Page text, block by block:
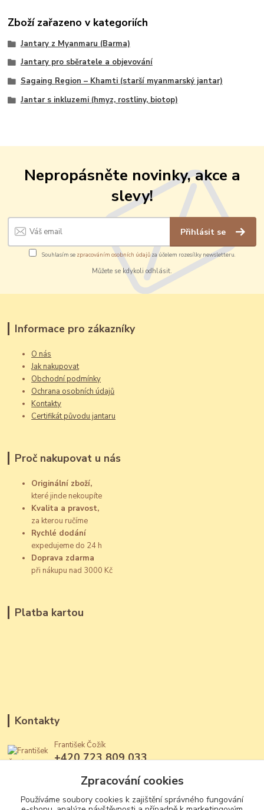
Zboží zařazeno v kategoriích
Jantary z Myanmaru (Barma)
Jantary pro sběratele a objevování
Sagaing Region – Khamti (starší myanmarský jantar)
Jantar s inkluzemi (hmyz, rostliny, biotop)
Nepropásněte novinky, akce a
slevy!
Přihlásit se
Souhlasím se zpracováním osobních údajůza účelem rozesílky newsletteru.
Můžete se kdykoli odhlásit.
Informace pro zákazníky
O nás
Jak nakupovat
Obchodní podmínky
Ochrana osobních údajů
Kontakty
Certifikát původu jantaru
Proč nakupovat u nás
Originální zboží,
které jinde nekoupíte
Kvalita a pravost,
za kterou ručíme
Rychlé dodání
expedujeme do 24 h
Doprava zdarma
při nákupu nad 3000 Kč
Platba kartou
Kontakty
František Čožík
+420 723 809 033
Zpracování cookies
Používáme soubory cookies k zajištění správného fungování